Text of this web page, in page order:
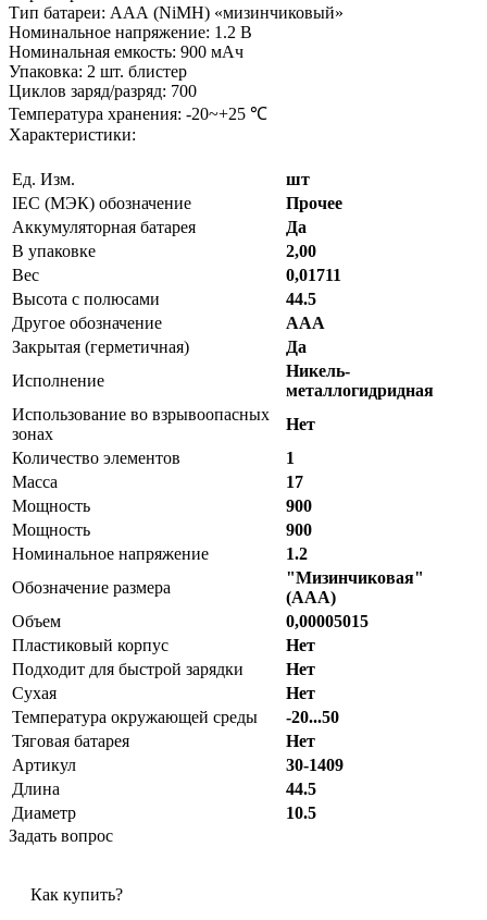
Тип батареи: ААА (NiMH) «мизинчиковый»
Номинальное напряжение: 1.2 В
Номинальная емкость: 900 мАч
Упаковка: 2 шт. блистер
Циклов заряд/разряд: 700
Температура хранения: -20~+25 ℃
Характеристики:
Ед. Изм.
шт
IEC (МЭК) обозначение
Прочее
Аккумуляторная батарея
Да
В упаковке
2,00
Вес
0,01711
Высота с полюсами
44.5
Другое обозначение
AAA
Закрытая (герметичная)
Да
Исполнение
Никель-
металлогидридная
Использование во взрывоопасных
зонах
Нет
Количество элементов
1
Масса
17
Мощность
900
Мощность
900
Номинальное напряжение
1.2
Обозначение размера
"Мизинчиковая"
(AAA)
Объем
0,00005015
Пластиковый корпус
Нет
Подходит для быстрой зарядки
Нет
Сухая
Нет
Температура окружающей среды
-20...50
Тяговая батарея
Нет
Артикул
30-1409
Длина
44.5
Диаметр
10.5
Задать вопрос
Как купить?